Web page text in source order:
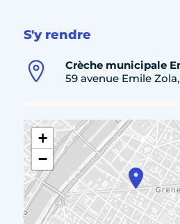
S'y rendre
Crèche municipale
59 avenue Emile
+
−